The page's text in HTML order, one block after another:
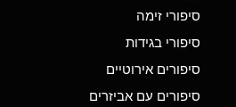
סיפורי זימה
סיפורי בגידות
סיפורים אירוטיים
סיפורים עם אביזרים